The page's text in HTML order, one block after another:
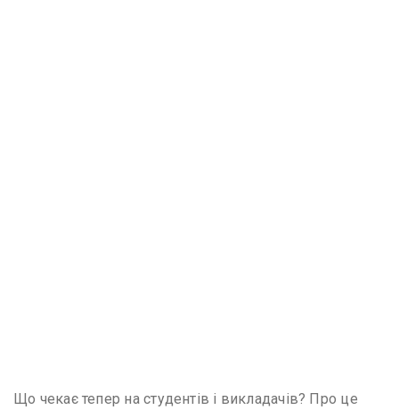
Що чекає тепер на студентів і викладачів? Про це